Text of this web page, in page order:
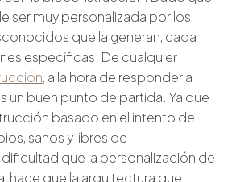
ser muy personalizada por los
que la generan, cada
específicas. De cualquier
, a la hora de responder a
un buen punto de partida. Ya que
basado en el intento de
sanos y libres de
que la personalización de
hace que la arquitectura que